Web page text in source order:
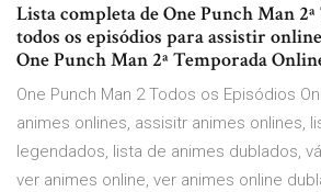
Lista completa de One Punch Man
todos os episódios para assistir
One Punch Man 2ª Temporada
One Punch Man 2 Todos os Episódios
animes onlines, assisitr animes onlines,
legendados, lista de animes dublados,
ver animes online, ver animes online